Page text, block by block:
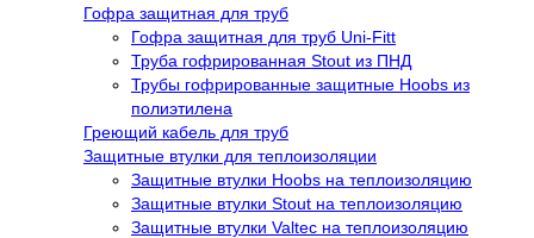
Гофра защитная для труб
Гофра защитная для труб Uni-Fitt
Труба гофрированная Stout из ПНД
Трубы гофрированные защитные Hoobs из
полиэтилена
Греющий кабель для труб
Защитные втулки для теплоизоляции
Защитные втулки Hoobs на теплоизоляцию
Защитные втулки Stout на теплоизоляцию
Защитные втулки Valtec на теплоизоляцию